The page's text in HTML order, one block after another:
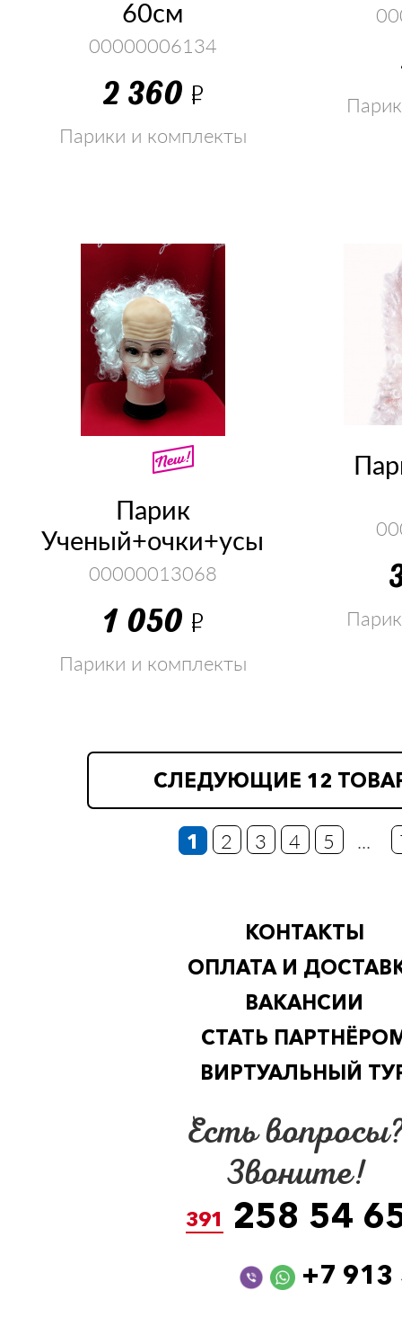
60см
00000006134
2 360 Р
Парики и комплекты
Парик
Ученый+очки+усы
00000013068
1 050 Р
Парики и комплекты
СЛЕДУЮЩИЕ 12
1 2 3 4 5 ...
КОНТАКТЫ
ОПЛАТА И
ВАКАНСИИ
СТАТЬ
ВИРТУАЛЬНЫЙ
Есть
Звоните!
391 258 54
+7